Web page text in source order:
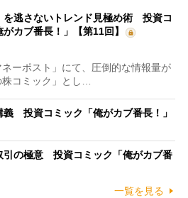
を逃さないトレンド見極め術 投資コ
がカブ番長！」【第11回】
ーポスト」にて、圧倒的な情報量が
株コミック」とし…
義 投資コミック「俺がカブ番長！」
引の極意 投資コミック「俺がカブ番
一覧を見る